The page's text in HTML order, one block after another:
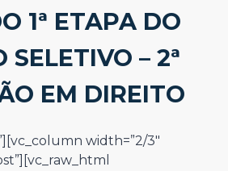
1ª ETAPA DO
SELETIVO – 2ª
EM DIREITO
width=”2/3″